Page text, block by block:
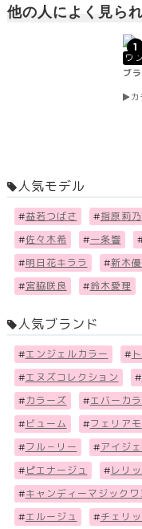
他の人によく見ら
1
ワ
ブ
人気モデル
#益若つばさ #指原莉乃
#佐々木希 #一条響
#明日花キララ #新木
#宮脇咲良 #鈴木愛理
人気ブランド
#エンジェルカラー #
#エヌズコレクション #
# カラーズ #エバーカ
# ビューム #フェリアモ
#フル－リー #アイジ
# ピエナージュ # レリ
#キャンディーマジックワ
#エルージュ #チェリ